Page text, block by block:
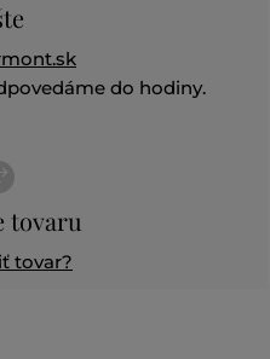
do hodiny.
tovaru
tovar?